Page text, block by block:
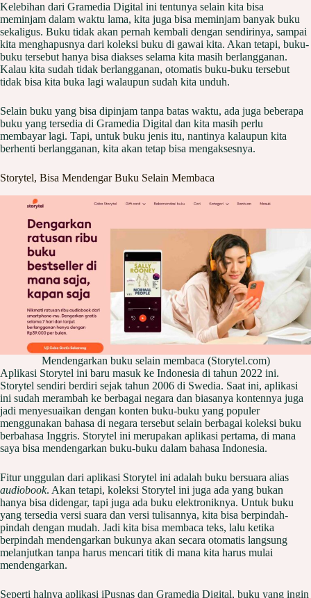
Kelebihan dari Gramedia Digital ini tentunya selain kita bisa
meminjam dalam waktu lama, kita juga bisa meminjam banyak buku
sekaligus. Buku tidak akan pernah kembali dengan sendirinya, sampai
kita menghapusnya dari koleksi buku di gawai kita. Akan tetapi, buku-
buku tersebut hanya bisa diakses selama kita masih berlangganan.
Kalau kita sudah tidak berlangganan, otomatis buku-buku tersebut
tidak bisa kita buka lagi walaupun sudah kita unduh.
Selain buku yang bisa dipinjam tanpa batas waktu, ada juga beberapa
buku yang tersedia di Gramedia Digital dan kita masih perlu
membayar lagi. Tapi, untuk buku jenis itu, nantinya kalaupun kita
berhenti berlangganan, kita akan tetap bisa mengaksesnya.
Storytel, Bisa Mendengar Buku Selain Membaca
Mendengarkan buku selain membaca (Storytel.com)
Aplikasi Storytel ini baru masuk ke Indonesia di tahun 2022 ini.
Storytel sendiri berdiri sejak tahun 2006 di Swedia. Saat ini, aplikasi
ini sudah merambah ke berbagai negara dan biasanya kontennya juga
jadi menyesuaikan dengan konten buku-buku yang populer
menggunakan bahasa di negara tersebut selain berbagai koleksi buku
berbahasa Inggris. Storytel ini merupakan aplikasi pertama, di mana
saya bisa mendengarkan buku-buku dalam bahasa Indonesia.
Fitur unggulan dari aplikasi Storytel ini adalah buku bersuara alias
audiobook. Akan tetapi, koleksi Storytel ini juga ada yang bukan
hanya bisa didengar, tapi juga ada buku elektroniknya. Untuk buku
yang tersedia versi suara dan versi tulisannya, kita bisa berpindah-
pindah dengan mudah. Jadi kita bisa membaca teks, lalu ketika
berpindah mendengarkan bukunya akan secara otomatis langsung
melanjutkan tanpa harus mencari titik di mana kita harus mulai
mendengarkan.
Seperti halnya aplikasi iPusnas dan Gramedia Digital, buku yang ingin